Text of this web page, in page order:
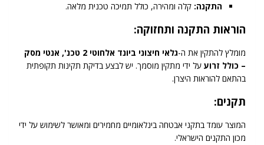
התקנה: קלה ומהירה, כולל תמיכה טכנית מלאה.
הוראות התקנה ותחזוקה:
מומלץ להתקין את ה-
גלאי חיצוני ביונד אלחוטי 2 טכנ', אנטי מסק
– כולל זרוע על ידי מתקין מוסמך. יש לבצע בדיקת תקינות תקופתית
בהתאם להוראות היצרן.
תקנים:
המוצר עומד בתקני אבטחה בינלאומיים מחמירים ומאושר לשימוש על ידי
מכון התקנים הישראלי.